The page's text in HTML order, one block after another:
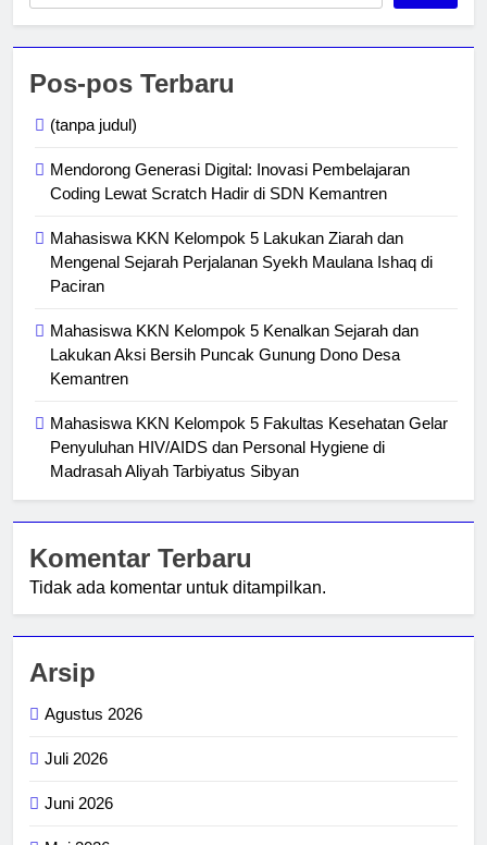
Pos-pos Terbaru
(tanpa judul)
Mendorong Generasi Digital: Inovasi Pembelajaran
Coding Lewat Scratch Hadir di SDN Kemantren
Mahasiswa KKN Kelompok 5 Lakukan Ziarah dan
Mengenal Sejarah Perjalanan Syekh Maulana Ishaq di
Paciran
Mahasiswa KKN Kelompok 5 Kenalkan Sejarah dan
Lakukan Aksi Bersih Puncak Gunung Dono Desa
Kemantren
Mahasiswa KKN Kelompok 5 Fakultas Kesehatan Gelar
Penyuluhan HIV/AIDS dan Personal Hygiene di
Madrasah Aliyah Tarbiyatus Sibyan
Komentar Terbaru
Tidak ada komentar untuk ditampilkan.
Arsip
Agustus 2026
Juli 2026
Juni 2026